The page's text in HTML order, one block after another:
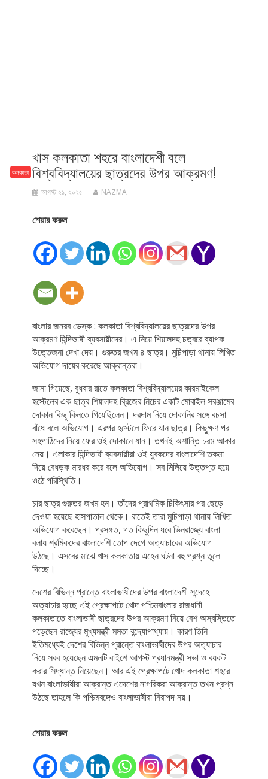
কলকাতা
খাস কলকাতা শহরে বাংলাদেশী বলে
বিশ্ববিদ্যালয়ের ছাত্রদের উপর আক্রমণ!
আগস্ট ২১, ২০২৫ NAZMA
শেয়ার করুন
বাংলার জনরব ডেস্ক : কলকাতা বিশ্ববিদ্যালয়ের ছাত্রদের উপর
আক্রমণ হিন্দিভাষী ব্যবসায়ীদের। এ নিয়ে শিয়ালদহ চত্বরে ব্যাপক
উত্তেজনা দেখা দেয়। গুরুতর জখম ৪ ছাত্র। মুচিপাড়া থানায় লিখিত
অভিযোগ দায়ের করেছে আক্রান্তরা।
জানা গিয়েছে, বুধবার রাতে কলকাতা বিশ্ববিদ্যালয়ের কারমাইকেল
হস্টেলের এক ছাত্র শিয়ালদহ ব্রিজের নিচের একটি মোবাইল সরঞ্জামের
দোকান কিছু কিনতে গিয়েছিলেন। দরদাম নিয়ে দোকানির সঙ্গে বচসা
বাঁধে বলে অভিযোগ। এরপর হস্টেলে ফিরে যান ছাত্র। কিছুক্ষণ পর
সহপাঠিদের নিয়ে ফের ওই দোকানে যান। তখনই অশান্তি চরম আকার
নেয়। এলাকার হিন্দিভাষী ব্যবসায়ীরা ওই যুবকদের বাংলাদেশি তকমা
দিয়ে বেধড়ক মারধর করে বলে অভিযোগ। সব মিলিয়ে উত্তপ্ত হয়ে
ওঠে পরিস্থিতি।
চার ছাত্র গুরুতর জখম হন। তাঁদের প্রাথমিক চিকিৎসার পর ছেড়ে
দেওয়া হয়েছে হাসপাতাল থেকে। রাতেই তারা মুচিপাড়া থানায় লিখিত
অভিযোগ করেছেন। প্রসঙ্গত, গত কিছুদিন ধরে ভিনরাজ্যে বাংলা
বলায় শ্রমিকদের বাংলাদেশি তোপ দেগে অত্যাচারের অভিযোগ
উঠছে। এসবের মাঝে খাস কলকাতায় এহেন ঘটনা বহু প্রশ্ন তুলে
দিচ্ছে।
দেশের বিভিন্ন প্রান্তে বাংলাভাষীদের উপর বাংলাদেশী সন্দেহে
অত্যাচার হচ্ছে এই প্রেক্ষাপটে খোদ পশ্চিমবাংলার রাজধানী
কলকাতাতে বাংলাভাষী ছাত্রদের উপর আক্রমণ নিয়ে বেশ অস্বস্তিতে
পড়েছেন রাজ্যের মুখ্যমন্ত্রী মমতা বন্দ্যোপাধ্যায়। কারণ তিনি
ইতিমধ্যেই দেশের বিভিন্ন প্রান্তে বাংলাভাষীদের উপর অত্যাচার
নিয়ে সরব হয়েছেন এমনটি বাইশে আগস্ট প্রধানমন্ত্রী সভা ও বয়কট
করার সিদ্ধান্ত নিয়েছেন। আর এই প্রেক্ষাপটে খোদ কলকাতা শহরে
যখন বাংলাভাষীরা আক্রান্ত এদেশের নাগরিকরা আক্রান্ত তখন প্রশ্ন
উঠছে তাহলে কি পশ্চিমবঙ্গেও বাংলাভাষীরা নিরাপদ নয়।
শেয়ার করুন